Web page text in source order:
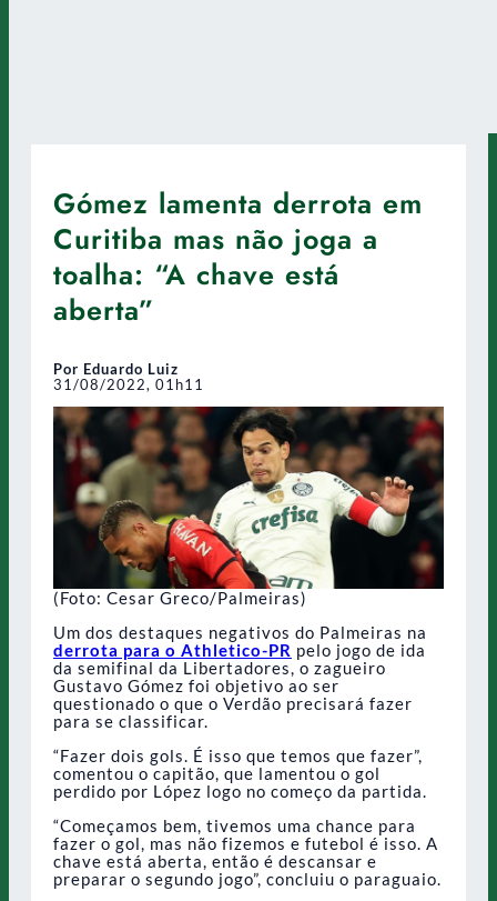
Gómez lamenta derrota em
Curitiba mas não joga a
toalha: “A chave está
aberta”
Por Eduardo Luiz
31/08/2022, 01h11
(Foto: Cesar Greco/Palmeiras)
Um dos destaques negativos do Palmeiras na
derrota para o Athletico-PR pelo jogo de ida
da semifinal da Libertadores, o zagueiro
Gustavo Gómez foi objetivo ao ser
questionado o que o Verdão precisará fazer
para se classificar.
“Fazer dois gols. É isso que temos que fazer”,
comentou o capitão, que lamentou o gol
perdido por López logo no começo da partida.
“Começamos bem, tivemos uma chance para
fazer o gol, mas não fizemos e futebol é isso. A
chave está aberta, então é descansar e
preparar o segundo jogo”, concluiu o paraguaio.